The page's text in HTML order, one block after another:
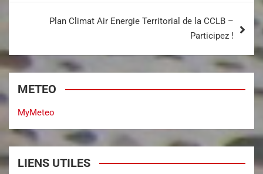
Plan Climat Air Energie Territorial de la CCLB –
Participez !
METEO
MyMeteo
LIENS UTILES